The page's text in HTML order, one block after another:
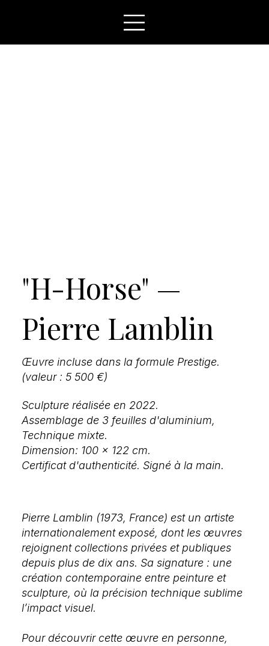
"H-Horse" —
Pierre Lamblin
Œuvre incluse dans la formule Prestige.
(valeur : 5 500 €)
Sculpture réalisée en 2022.
Assemblage de 3 feuilles d'aluminium,
Technique mixte.
Dimension: 100 x 122 cm.
Certificat d'authenticité. Signé à la main.
Pierre Lamblin (1973, France) est un artiste
internationalement exposé, dont les œuvres
rejoignent collections privées et publiques
depuis plus de dix ans. Sa signature : une
création contemporaine entre peinture et
sculpture, où la précision technique sublime
l’impact visuel.
Pour découvrir cette œuvre en personne,